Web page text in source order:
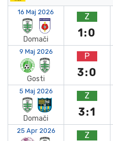
16 Maj 2026
Domači
Z
1:0
9 Maj 2026
Gosti
P
3:0
5 Maj 2026
Domači
Z
3:1
25 Apr 2026 Z